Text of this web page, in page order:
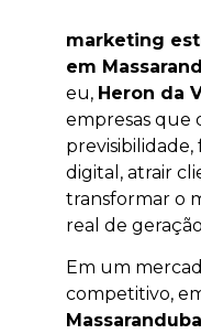
marketing
em
eu, Heron da
empresas que
digital, atrair
transformar o
real de
Em um
competitivo,
Massaranduba